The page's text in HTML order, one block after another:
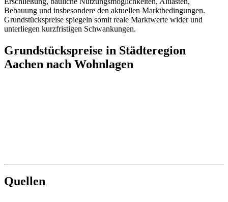
Bebauung und insbesondere den aktuellen Marktbedingungen.
Grundstückspreise spiegeln somit reale Marktwerte wider und
unterliegen kurzfristigen Schwankungen.
Grundstückspreise in Städteregion
Aachen nach Wohnlagen
Quellen